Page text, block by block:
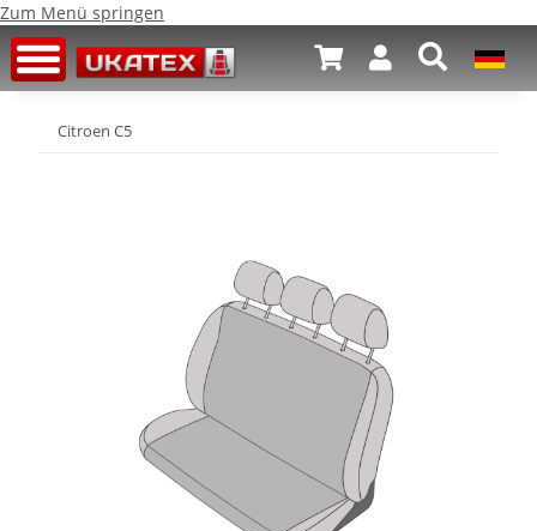
Zum Menü springen
Citroen C5